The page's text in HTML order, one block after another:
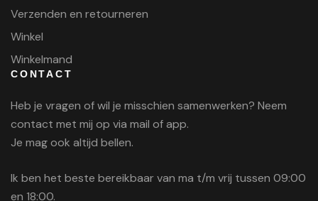
Verzenden en retourneren
Winkel
Winkelmand
CONTACT
Heb je vragen of wil je misschien samenwerken? Neem
contact met mij op via mail of app.
Je mag ook altijd bellen.
Ik ben het beste bereikbaar van ma t/m vrij tussen 09:00
en 18:00.